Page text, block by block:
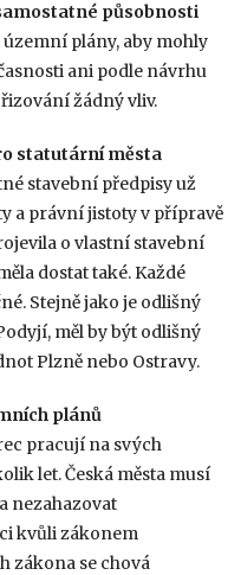
působnosti
plány, aby mohly
ani podle návrhu
žádný vliv.
statutární města
stavební předpisy už
a právní jistoty v přípravě
o vlastní stavební
dostat také. Každé
Stejně jako je odlišný
měl by být odlišný
Plzně nebo Ostravy.
plánů
pracují na svých
let. Česká města musí
nezahazovat
kvůli zákonem
zákona se chová